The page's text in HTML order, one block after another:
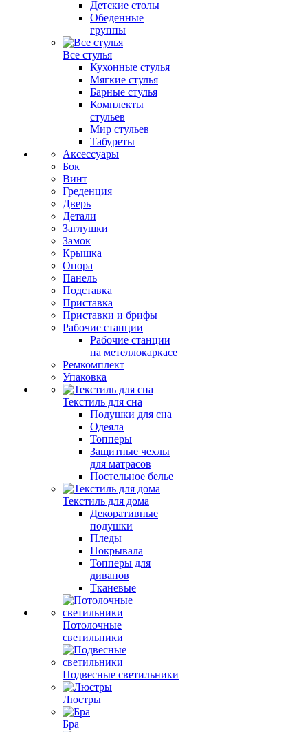
Детские столы
Обеденные
группы
Все стулья
Кухонные стулья
Мягкие стулья
Барные стулья
Комплекты
стульев
Мир стульев
Табуреты
Аксессуары
Бок
Винт
Греденция
Дверь
Детали
Заглушки
Замок
Крышка
Опора
Панель
Подставка
Приставка
Приставки и брифы
Рабочие станции
Рабочие станции
на метеллокаркасе
Ремкомплект
Упаковка
Текстиль для сна
Подушки для сна
Одеяла
Топперы
Защитные чехлы
для матрасов
Постельное белье
Текстиль для дома
Декоративные
подушки
Пледы
Покрывала
Топперы для
диванов
Тканевые
Потолочные
светильники
Подвесные светильники
Люстры
Бра